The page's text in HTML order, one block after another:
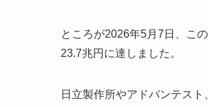
ところが2026年5月7日、こ
23.7兆円に達しました。
日立製作所やアドバンテスト